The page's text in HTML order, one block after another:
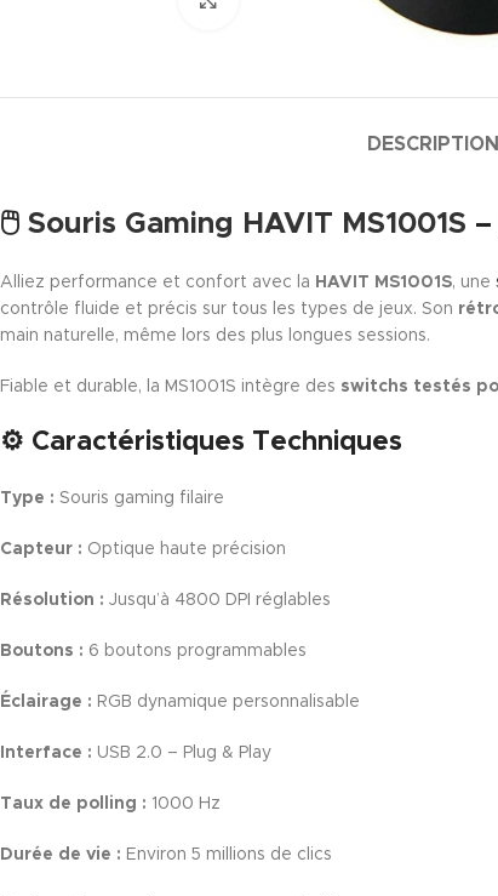
DESCRIPTION
🖱️ Souris Gaming HAVIT MS1001S
Alliez performance et confort avec la HAVIT MS1001S, une
contrôle fluide et précis sur tous les types de jeux. Son
main naturelle, même lors des plus longues sessions.
Fiable et durable, la MS1001S intègre des switchs testés
⚙️ Caractéristiques Techniques
Type : Souris gaming filaire
Capteur : Optique haute précision
Résolution : Jusqu’à 4800 DPI réglables
Boutons : 6 boutons programmables
Éclairage : RGB dynamique personnalisable
Interface : USB 2.0 – Plug & Play
Taux de polling : 1000 Hz
Durée de vie : Environ 5 millions de clics